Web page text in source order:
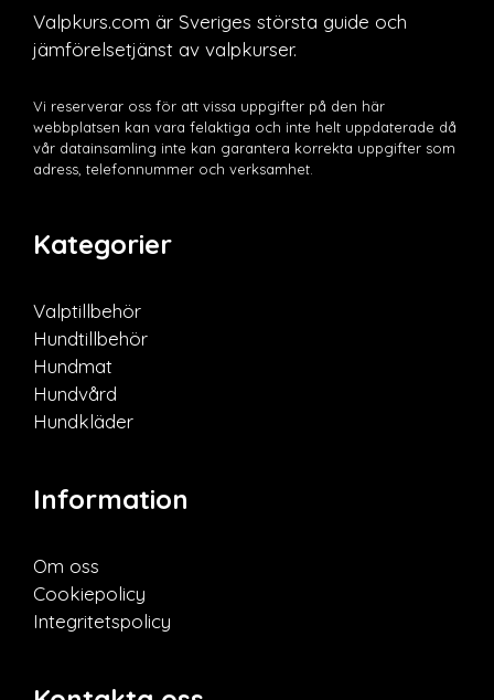
Valpkurs.com är Sveriges största guide och
jämförelsetjänst av valpkurser.
Vi reserverar oss för att vissa uppgifter på den här
webbplatsen kan vara felaktiga och inte helt uppdaterade då
vår datainsamling inte kan garantera korrekta uppgifter som
adress, telefonnummer och verksamhet.
Kategorier
Valptillbehör
Hundtillbehör
Hundmat
Hundvård
Hundkläder
Information
Om oss
Cookiepolicy
Integritetspolicy